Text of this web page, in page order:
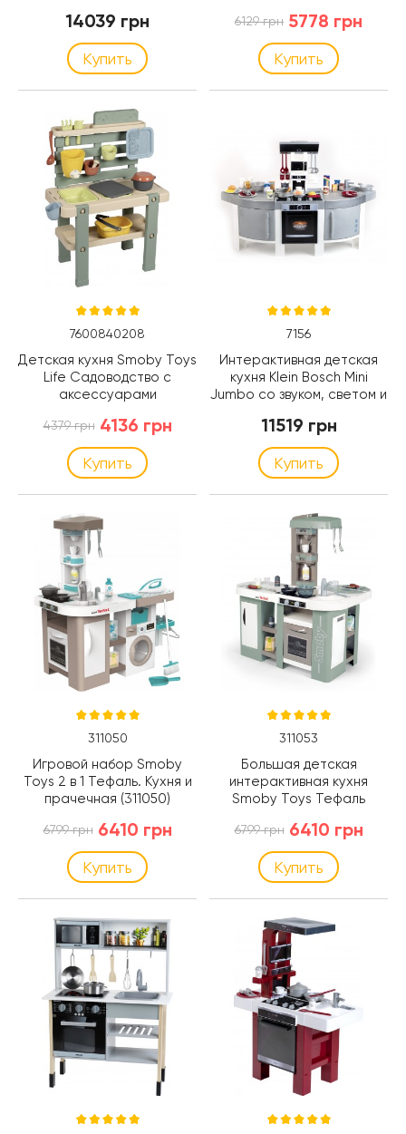
14039 грн
Купить
(312600)
6129 грн 5778 грн
Купить
7600840208
Детская кухня Smoby Toys
Life Садоводство с
аксессуарами
4379 грн 4136 грн
Купить
7156
Интерактивная детская
кухня Klein Bosch Mini
Jumbo со звуком, светом и
11519 грн
Купить
311050
Игровой набор Smoby
Toys 2 в 1 Тефаль. Кухня и
прачечная (311050)
6799 грн 6410 грн
Купить
311053
Большая детская
интерактивная кухня
Smoby Toys Тефаль
кипения, 34 акс. (311053)
6799 грн 6410 грн
Купить